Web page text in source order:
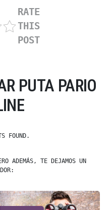
RATE
THIS
POST
PUTA PARIO
FOUND.
ADEMÁS, TE DEJAMOS UN